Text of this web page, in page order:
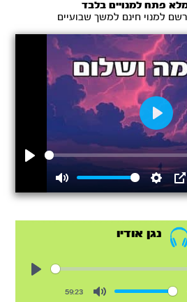
פתח למנויים בלבד
למנוי חינם למשך שבועיים
Mute
Play
נגן אודיו
59:23